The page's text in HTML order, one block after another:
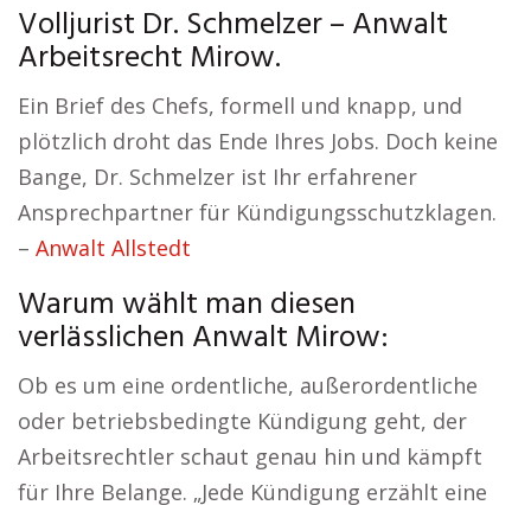
Volljurist Dr. Schmelzer – Anwalt
Arbeitsrecht Mirow.
Ein Brief des Chefs, formell und knapp, und
plötzlich droht das Ende Ihres Jobs. Doch keine
Bange, Dr. Schmelzer ist Ihr erfahrener
Ansprechpartner für Kündigungsschutzklagen.
– Anwalt Allstedt
Warum wählt man diesen
verlässlichen Anwalt Mirow:
Ob es um eine ordentliche, außerordentliche
oder betriebsbedingte Kündigung geht, der
Arbeitsrechtler schaut genau hin und kämpft
für Ihre Belange. „Jede Kündigung erzählt eine